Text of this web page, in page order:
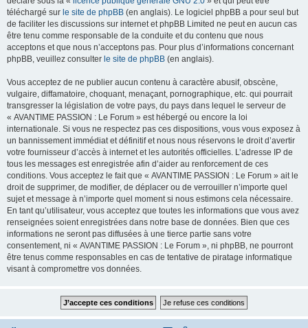
téléchargé sur le site de phpBB (en anglais). Le logiciel phpBB a pour seul but
de faciliter les discussions sur internet et phpBB Limited ne peut en aucun cas
être tenu comme responsable de la conduite et du contenu que nous
acceptons et que nous n’acceptons pas. Pour plus d’informations concernant
phpBB, veuillez consulter le site de phpBB (en anglais).
Vous acceptez de ne publier aucun contenu à caractère abusif, obscène,
vulgaire, diffamatoire, choquant, menaçant, pornographique, etc. qui pourrait
transgresser la législation de votre pays, du pays dans lequel le serveur de
« AVANTIME PASSION : Le Forum » est hébergé ou encore la loi
internationale. Si vous ne respectez pas ces dispositions, vous vous exposez à
un bannissement immédiat et définitif et nous nous réservons le droit d’avertir
votre fournisseur d’accès à internet et les autorités officielles. L’adresse IP de
tous les messages est enregistrée afin d’aider au renforcement de ces
conditions. Vous acceptez le fait que « AVANTIME PASSION : Le Forum » ait le
droit de supprimer, de modifier, de déplacer ou de verrouiller n’importe quel
sujet et message à n’importe quel moment si nous estimons cela nécessaire.
En tant qu’utilisateur, vous acceptez que toutes les informations que vous avez
renseignées soient enregistrées dans notre base de données. Bien que ces
informations ne seront pas diffusées à une tierce partie sans votre
consentement, ni « AVANTIME PASSION : Le Forum », ni phpBB, ne pourront
être tenus comme responsables en cas de tentative de piratage informatique
visant à compromettre vos données.